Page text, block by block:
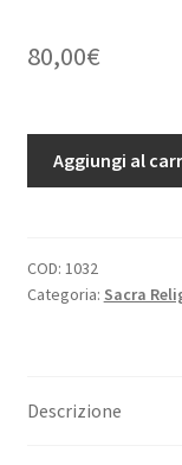
80,00€
Careme
eveque
de
Aggiungi al
COD: 1032
Categoria: Sacra
Descrizione